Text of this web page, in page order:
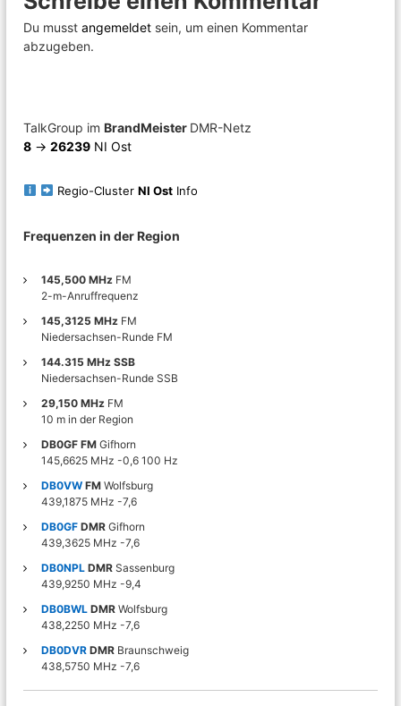
r
g
n
a
v
i
g
a
t
i
o
n
Du musstangemeldet sein, um einen Kommentar
abzugeben.
TalkGroup imBrandMeister DMR-Netz
8 ->26239 NI Ost
Regio-Cluster NI OstInfo
Frequenzen in der Region
145,500 MHz FM
2-m-Anruffrequenz
145,3125 MHz FM
Niedersachsen-Runde FM
144.315 MHz SSB
Niedersachsen-Runde SSB
29,150 MHz FM
10 m in der Region
DB0GF FM Gifhorn
145,6625 MHz -0,6 100 Hz
DB0VW FM Wolfsburg
439,1875 MHz -7,6
DB0GF DMR Gifhorn
439,3625 MHz -7,6
DB0NPL DMR Sassenburg
439,9250 MHz -9,4
DB0BWL DMR Wolfsburg
438,2250 MHz -7,6
DB0DVR DMR Braunschweig
438,5750 MHz -7,6